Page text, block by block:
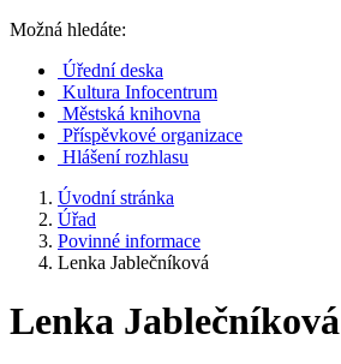
Možná hledáte:
Úřední deska
Kultura Infocentrum
Městská knihovna
Příspěvkové organizace
Hlášení rozhlasu
Úvodní stránka
Úřad
Povinné informace
Lenka Jablečníková
Lenka Jablečníková